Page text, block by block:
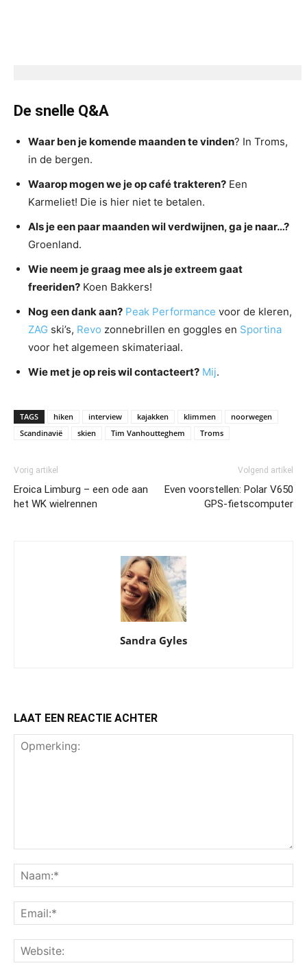
De snelle Q&A
Waar ben je komende maanden te vinden? In Troms,
in de bergen.
Waarop mogen we je op café trakteren? Een
Karmeliet! Die is hier niet te betalen.
Als je een paar maanden wil verdwijnen, ga je naar…?
Groenland.
Wie neem je graag mee als je extreem gaat
freeriden? Koen Bakkers!
Nog een dank aan? Peak Performance voor de kleren,
ZAG ski’s, Revo zonnebrillen en goggles en Sportina
voor het algemeen skimateriaal.
Wie met je op reis wil contacteert? Mij.
TAGS hiken interview kajakken klimmen
noorwegen
Scandinavië
skien Tim Vanhoutteghem Troms
Vorig artikel
Eroica Limburg – een ode aan
het WK wielrennen
Volgend artikel
Even voorstellen: Polar V650
GPS-fietscomputer
Sandra Gyles
LAAT EEN REACTIE ACHTER